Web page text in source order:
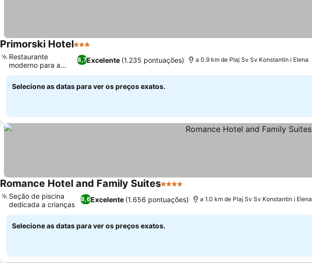
Primorski Hotel3 Estrelas
8,7Excelente (1.235 pontuações)
Restaurante
moderno para a
família
a 0.9 km de Plaj Sv Sv Konstantin i Elena
Selecione as datas para ver os preços exatos.
Romance Hotel and Family Suites4 Estrelas
8,6Excelente (1.656 pontuações)
Seção de piscina
dedicada a crianças
a 1.0 km de Plaj Sv Sv Konstantin i Elena
Selecione as datas para ver os preços exatos.